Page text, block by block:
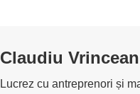
Claudiu
Lucrez cu antreprenori și